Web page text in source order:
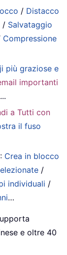
/ Distacco
/ Salvataggio
Compressione
più graziose e
importanti
...
a Tutti con
il fuso
: Crea in blocco
/
individuali /
…
e oltre 40